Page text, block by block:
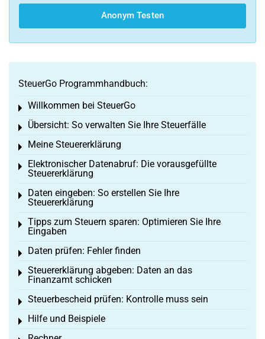
Anonym Testen
SteuerGo Programmhandbuch:
Willkommen bei SteuerGo
Toggle menu
Übersicht: So verwalten Sie Ihre Steuerfälle
Toggle menu
Meine Steuererklärung
Toggle menu
Elektronischer Datenabruf: Die vorausgefüllte
Steuererklärung
Toggle menu
Daten eingeben: So erstellen Sie Ihre
Steuererklärung
Toggle menu
Tipps zum Steuern sparen: Optimieren Sie Ihre
Eingaben
Toggle menu
Daten prüfen: Fehler finden
Toggle menu
Steuererklärung abgeben: Daten an das
Finanzamt schicken
Toggle menu
Steuerbescheid prüfen: Kontrolle muss sein
Toggle menu
Hilfe und Beispiele
Toggle menu